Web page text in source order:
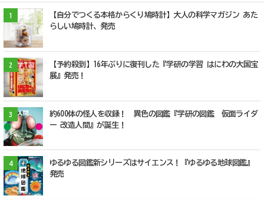
1
【自分でつくる本格からくり鳩時計】大人の科学マガジン あた
らしい鳩時計、発売
2
【予約殺到】16年ぶりに復刊した『学研の学習 はにわの大国宝
展』発売！
3
約600体の怪人を収録！ 異色の図鑑『学研の図鑑 仮面ライダ
ー 改造人間』が誕生！
4
ゆるゆる図鑑新シリーズはサイエンス！『ゆるゆる地球図鑑』
発売